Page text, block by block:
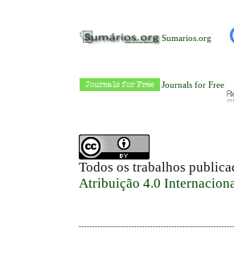
Sumarios.org
Journals for Free
Todos os trabalhos
Atribuição 4.0